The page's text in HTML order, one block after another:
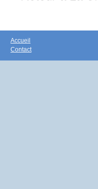
Accueil
Contact